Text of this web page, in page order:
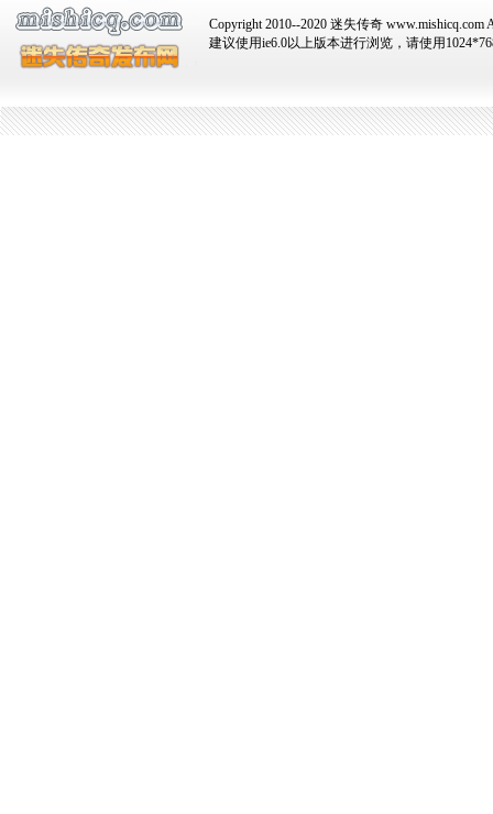
Copyright 2010--2020 迷失传奇 www.mishicq.com
建议使用ie6.0以上版本进行浏览，请使用